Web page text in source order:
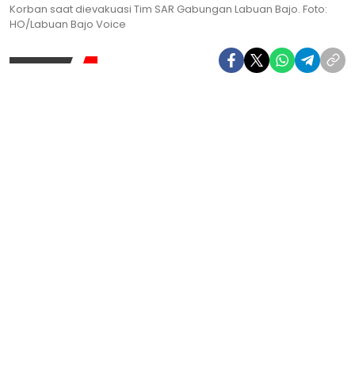
Korban saat dievakuasi Tim SAR Gabungan Labuan Bajo. Foto:
HO/Labuan Bajo Voice